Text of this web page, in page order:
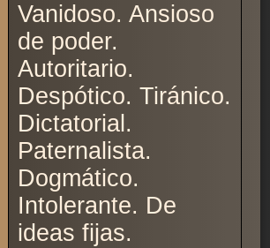
Vanidoso. Ansioso
de poder.
Autoritario.
Despótico. Tiránico.
Dictatorial.
Paternalista.
Dogmático.
Intolerante. De
ideas fijas.